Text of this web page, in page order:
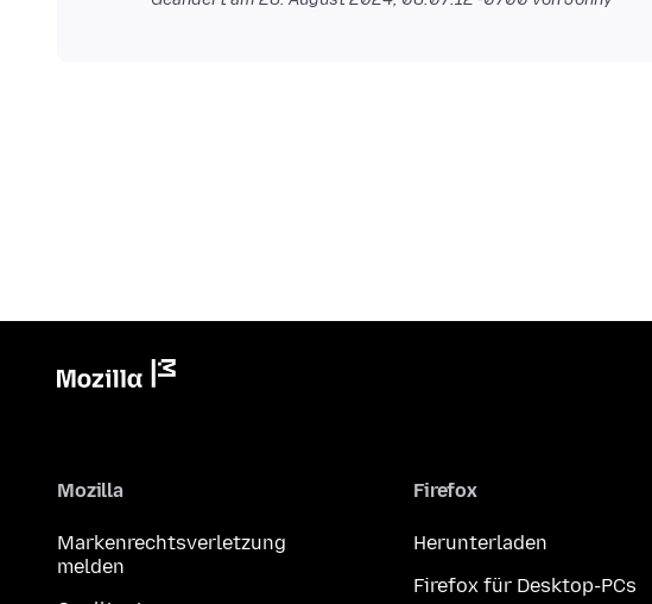
Mozilla
Markenrechtsverletzung
melden
Firefox
Herunterladen
Firefox für Desktop-PCs